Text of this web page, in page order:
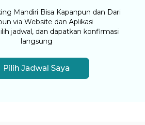
Mandiri Bisa Kapanpun dan Dari
via Website dan Aplikasi
jadwal, dan dapatkan konfirmasi
langsung
Pilih Jadwal Saya